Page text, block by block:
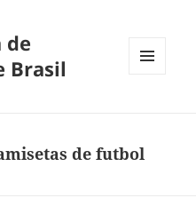
de
Brasil
de futbol